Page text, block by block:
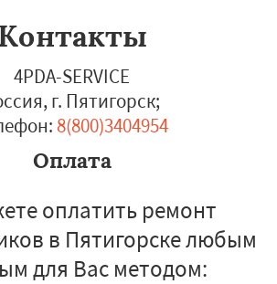
4PDA-SERVICE
г. Пятигорск;
8(800)3404954
Оплата
оплатить ремонт
в Пятигорске любым
для Вас методом: